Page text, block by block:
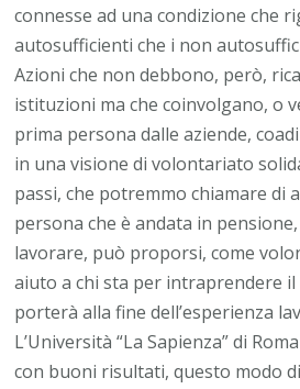
connesse ad una condizione che
autosufficienti che i non
Azioni che non debbono, però,
istituzioni ma che coinvolgano, o
prima persona dalle aziende,
in una visione di volontariato
passi, che potremmo chiamare di
persona che è andata in
lavorare, può proporsi, come
aiuto a chi sta per intraprendere
porterà alla fine dell’esperienza
L’Università “La Sapienza” di
con buoni risultati, questo modo